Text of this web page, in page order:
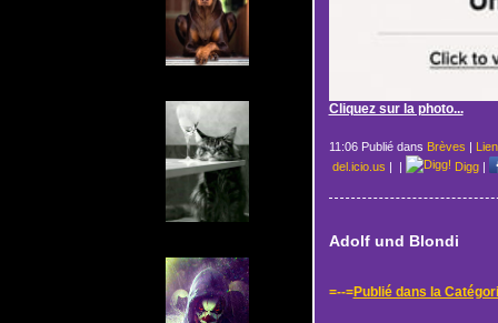
Cliquez sur la photo...
11:06 Publié dans Brèves |
del.icio.us | | Digg|
Adolf und Blondi
=--=Publié dans la